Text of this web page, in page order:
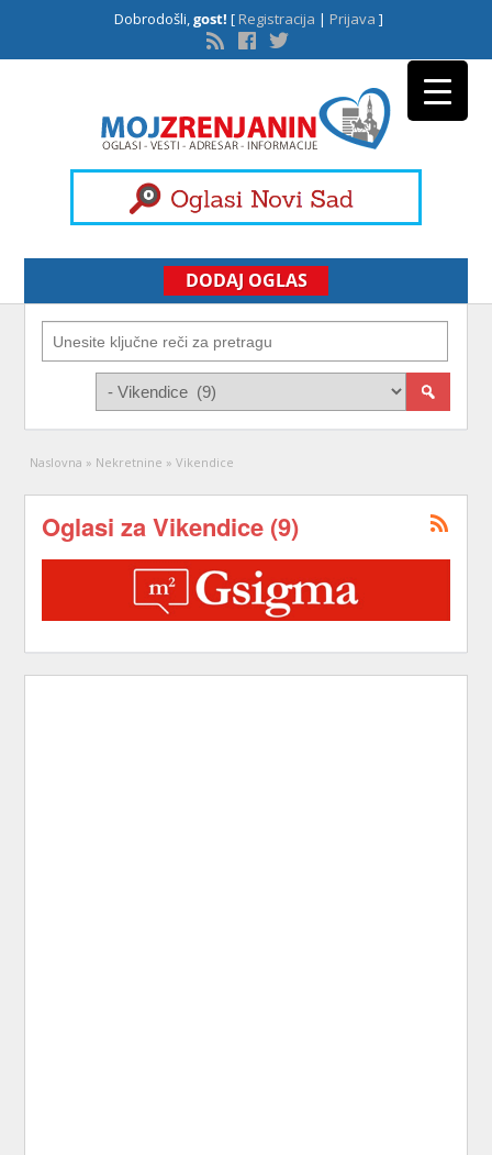
Dobrodošli,gost! [Registracija | Prijava ]
DODAJ OGLAS
Naslovna » Nekretnine » Vikendice
Oglasi za Vikendice (9)